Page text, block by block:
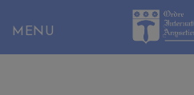
content